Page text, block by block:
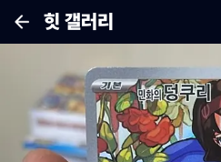
힛 갤러리